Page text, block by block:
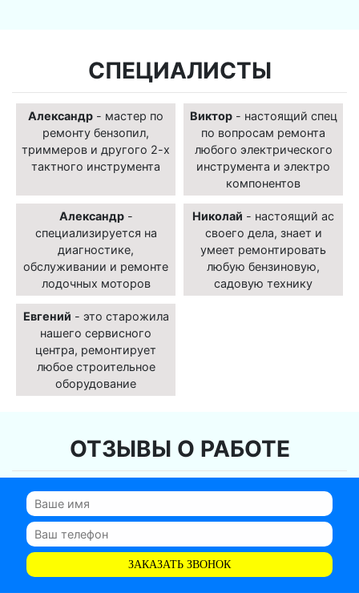
СПЕЦИАЛИСТЫ
Александр - мастер по
ремонту бензопил,
триммеров и другого 2-х
тактного инструмента
Виктор- настоящий спец
по вопросам ремонта
любого электрического
инструмента и электро
компонентов
Александр-
специализируется на
диагностике,
обслуживании и ремонте
лодочных моторов
Николай - настоящий ас
своего дела, знает и
умеет ремонтировать
любую бензиновую,
садовую технику
Евгений - это старожила
нашего сервисного
центра, ремонтирует
любое строительное
оборудование
ОТЗЫВЫ О РАБОТЕ
ЗАКАЗАТЬ ЗВОНОК